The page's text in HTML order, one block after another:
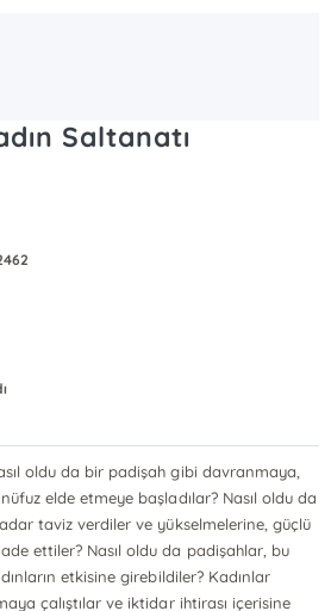
Saltanatı
oldu da bir padişah gibi davranmaya,
elde etmeye başladılar? Nasıl oldu da
taviz verdiler ve yükselmelerine, güçlü
ettiler? Nasıl oldu da padişahlar, bu
etkisine girebildiler? Kadınlar
çalıştılar ve iktidar ihtirası içerisine